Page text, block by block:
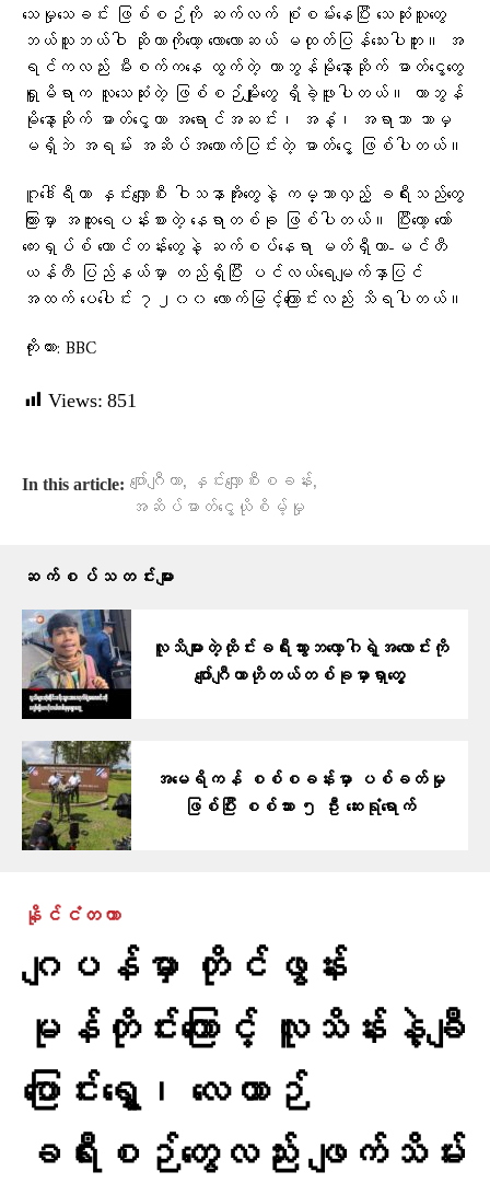
သေမှုသေခင်း ဖြစ်စဉ်ကို ဆက်လက် စုံစမ်းနေပြီး သေဆုံးသူတွေ
ဘယ်သူဘယ်ဝါ ဆိုတာကိုတော့ လောလောဆယ် မထုတ်ပြန်သေးပါဘူး။ အ
ရင်ကလည်း မီးစက်ကနေ ထွက်တဲ့ ကာဘွန်မိုနော့ဆိုက် ဓာတ်ငွေ့တွေ
ရှူမိရာက လူသေဆုံးတဲ့ ဖြစ်စဉ်မျိုးတွေ ရှိခဲ့ဖူးပါတယ်။ ကာဘွန်
မိုနော့ဆိုက် ဓာတ်ငွေ့ဟာ အရောင်အဆင်း၊ အနံ့၊ အရာသာ ဘာမှ
မရှိဘဲ အရမ်း အဆိပ်အတောက်ပြင်းတဲ့ ဓာတ်ငွေ့ ဖြစ်ပါတယ်။
ဂူဒေါ်ရီဟာ နှင်းလျှောစီး ဝါသနာအိုးတွေနဲ့ ကမ္ဘာလှည့် ခရီးသည်တွေ
ကြားမှာ အထူးရေပန်းစားတဲ့ နေရာတစ်ခု ဖြစ်ပါတယ်။ ပြီးတော့ ကော်
ကေးရှပ်စ် တောင်တန်းတွေနဲ့ ဆက်စပ်နေရာ မတ်ရှီထာ-မင်တီ
ယန်တီ ပြည်နယ်မှာ တည်ရှိပြီး ပင်လယ်ရေမျက်နှာပြင်
အထက် ပေပေါင်း ၇၂၀၀ လောက်မြင့်ကြောင်းလည်း သိရပါတယ်။
ကိုးကား: BBC
Views: 851
In this article: ဂျော်ဂျီယာ, နှင်းလျှောစီးစခန်း,
အဆိပ်ဓာတ်ငွေ့ယိုစိမ့်မှု
ဆက်စပ်သတင်းများ
လူသိများတဲ့ထိုင်းခရီးသွားဘလော့ဂါရဲ့အလောင်းကို
ဂျော်ဂျီယာဟိုတယ်တစ်ခုမှာရှာတွေ့
အမေရိကန် စစ်စခန်းမှာ ပစ်ခတ်မှု
ဖြစ်ပြီး စစ်သား ၅ ဦး ဆေးရုံရောက်
နိုင်ငံတကာ
ဂျပန်မှာ တိုင်ဖွန်း
မုန်တိုင်းကြောင့် လူသိန်းနဲ့ချီ
ပြောင်းရွှေ့၊ လေယာဉ်
ခရီးစဉ်တွေလည်း ဖျက်သိမ်း